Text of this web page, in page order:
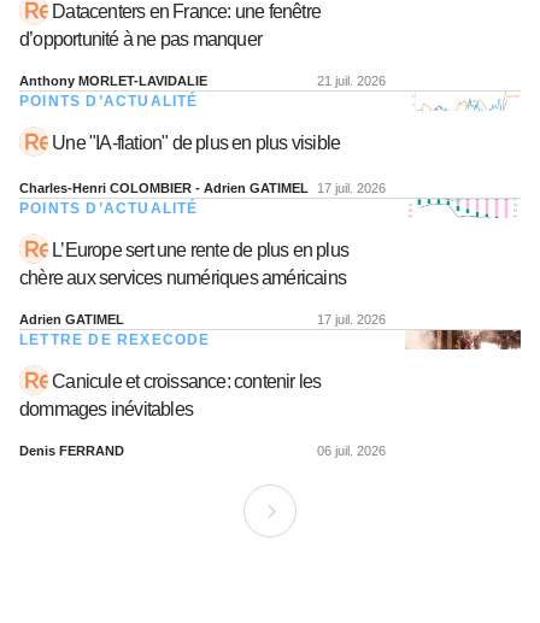
Datacenters en France: une fenêtre
d’opportunité à ne pas manquer
Anthony MORLET-LAVIDALIE 21 juil. 2026
POINTS D’ACTUALITÉ
Une "IA-flation" de plus en plus visible
Charles-Henri COLOMBIER - Adrien GATIMEL 17 juil. 2026
POINTS D’ACTUALITÉ
L’Europe sert une rente de plus en plus
chère aux services numériques américains
Adrien GATIMEL 17 juil. 2026
LETTRE DE REXECODE
Canicule et croissance: contenir les
dommages inévitables
Denis FERRAND 06 juil. 2026